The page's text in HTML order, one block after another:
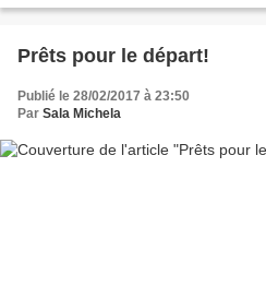
Prêts pour le départ!
Publié le 28/02/2017 à 23:50
Par Sala Michela